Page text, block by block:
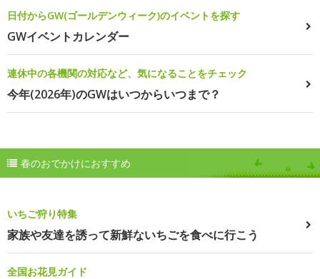
日付からGW(ゴールデンウィーク)のイベントを探す
GWイベントカレンダー
連休中の各機関の対応など、気になることをチェック
今年(2026年)のGWはいつからいつまで？
春のおでかけにおすすめ
いちご狩り特集
家族や友達を誘って新鮮ないちごを食べに行こう
全国お花見ガイド